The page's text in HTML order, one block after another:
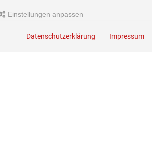
Einstellungen anpassen
Datenschutzerklärung Impressum